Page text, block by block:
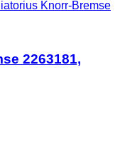
Knorr-Bremse
2263181,